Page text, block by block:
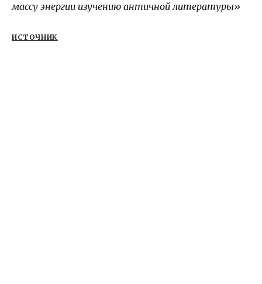
массу энергии изучению античной литературы»
ИСТОЧНИК